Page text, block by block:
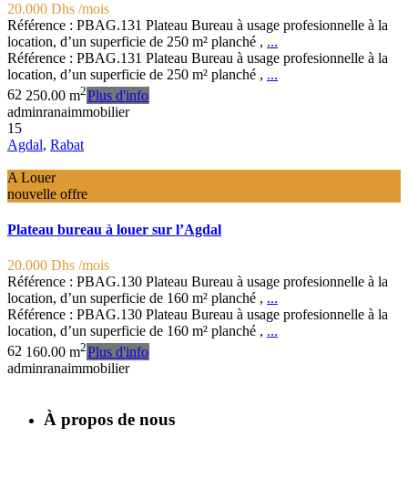
20.000 Dhs /mois
Référence : PBAG.131 Plateau Bureau à usage profesionnelle à la
location, d’un superficie de 250 m² planché , ...
Référence : PBAG.131 Plateau Bureau à usage profesionnelle à la
location, d’un superficie de 250 m² planché , ...
62 250.00 m2Plus d'info
adminranaimmobilier
15
Agdal, Rabat
A Louer
nouvelle offre
Plateau bureau à louer sur l’Agdal
20.000 Dhs /mois
Référence : PBAG.130 Plateau Bureau à usage profesionnelle à la
location, d’un superficie de 160 m² planché , ...
Référence : PBAG.130 Plateau Bureau à usage profesionnelle à la
location, d’un superficie de 160 m² planché , ...
62 160.00 m2Plus d'info
adminranaimmobilier
À propos de nous